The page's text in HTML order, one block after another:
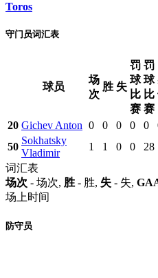
Toros
守门员词汇表
球员
场
次
胜 失
罚
球
比
赛
罚
球
比
赛
20 Gichev Anton 0 0 0 0 0
50
Sokhatsky
Vladimir
1 1 0 0 28
词汇表
场次 - 场次, 胜 - 胜, 失 - 失,
场上时间
防守员